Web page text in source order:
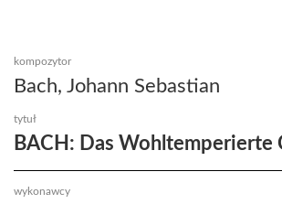
kompozytor
Bach, Johann Sebastian
tytuł
BACH: Das Wohltemperierte
wykonawcy